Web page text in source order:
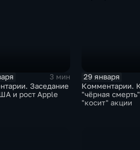
3 мин
Заседание
и рост Apple
29 января
Комментарии.
"чёрная
"косит" акции